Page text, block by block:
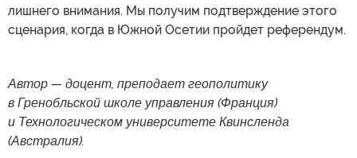
лишнего внимания. Мы получим подтверждение этого
сценария, когда в Южной Осетии пройдет референдум.
Автор — доцент, преподает геополитику
в Гренобльской школе управления (Франция)
и Технологическом университете Квинсленда
(Австралия).